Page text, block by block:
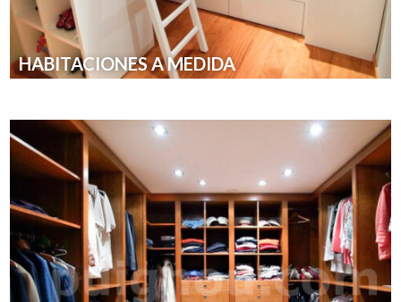
HABITACIONES A MEDIDA